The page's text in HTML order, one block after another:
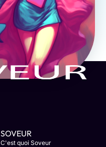
SOVEUR
C'est quoi Soveur